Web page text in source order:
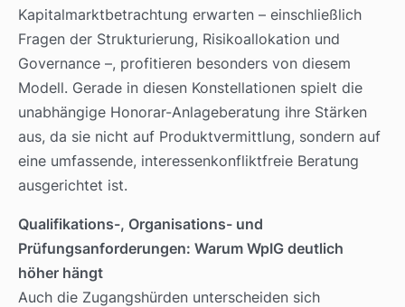
Kapitalmarktbetrachtung erwarten – einschließlich
Fragen der Strukturierung, Risikoallokation und
Governance –, profitieren besonders von diesem
Modell. Gerade in diesen Konstellationen spielt die
unabhängige Honorar-Anlageberatung ihre Stärken
aus, da sie nicht auf Produktvermittlung, sondern auf
eine umfassende, interessenkonfliktfreie Beratung
ausgerichtet ist.
Qualifikations-, Organisations- und
Prüfungsanforderungen: Warum WpIG deutlich
höher hängt
Auch die Zugangshürden unterscheiden sich